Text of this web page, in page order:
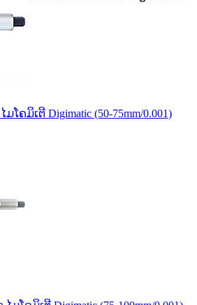
ໂຄມິເຕີ Digimatic (50-75mm/0.001)